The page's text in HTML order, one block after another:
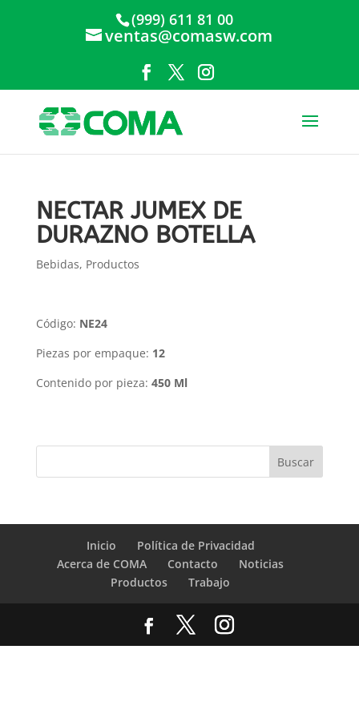
(999) 611 81 00
ventas@comasw.com
NECTAR JUMEX DE
DURAZNO BOTELLA
Bebidas, Productos
Código: NE24
Piezas por empaque: 12
Contenido por pieza: 450 Ml
Inicio
Política de Privacidad
Acerca de COMA
Contacto
Noticias
Productos
Trabajo